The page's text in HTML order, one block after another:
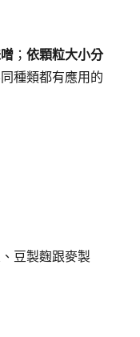
；依顆粒大小分
種類都有應用的
豆製麴跟麥製